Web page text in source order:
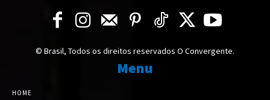
© Brasil, Todos os direitos reservados O Convergente.
Menu
HOME